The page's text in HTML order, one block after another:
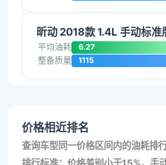
昕动 2018款 1.4L 手动标准
平均油耗 6.27
整备质量 1115
价格相近排名
查询车型同一价格区间内的油耗排